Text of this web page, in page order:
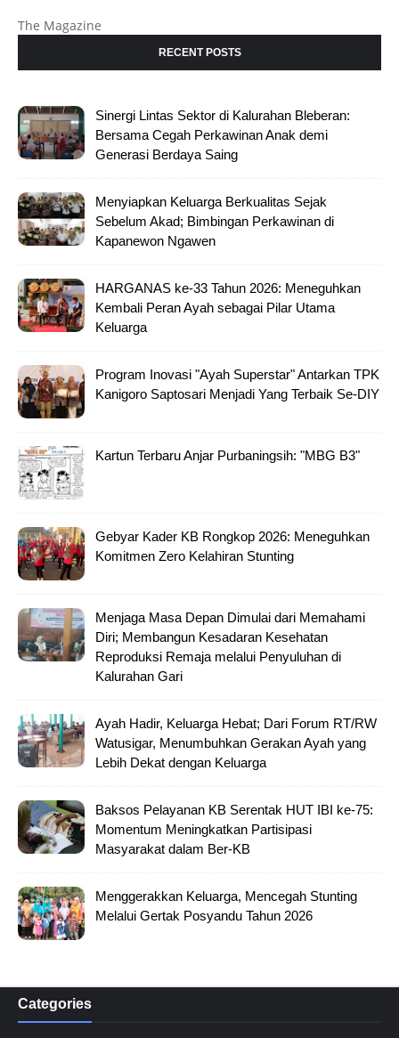
The Magazine
RECENT POSTS
Sinergi Lintas Sektor di Kalurahan Bleberan:
Bersama Cegah Perkawinan Anak demi
Generasi Berdaya Saing
Menyiapkan Keluarga Berkualitas Sejak
Sebelum Akad; Bimbingan Perkawinan di
Kapanewon Ngawen
HARGANAS ke-33 Tahun 2026: Meneguhkan
Kembali Peran Ayah sebagai Pilar Utama
Keluarga
Program Inovasi "Ayah Superstar" Antarkan TPK
Kanigoro Saptosari Menjadi Yang Terbaik Se-DIY
Kartun Terbaru Anjar Purbaningsih: "MBG B3"
Gebyar Kader KB Rongkop 2026: Meneguhkan
Komitmen Zero Kelahiran Stunting
Menjaga Masa Depan Dimulai dari Memahami
Diri; Membangun Kesadaran Kesehatan
Reproduksi Remaja melalui Penyuluhan di
Kalurahan Gari
Ayah Hadir, Keluarga Hebat; Dari Forum RT/RW
Watusigar, Menumbuhkan Gerakan Ayah yang
Lebih Dekat dengan Keluarga
Baksos Pelayanan KB Serentak HUT IBI ke-75:
Momentum Meningkatkan Partisipasi
Masyarakat dalam Ber-KB
Menggerakkan Keluarga, Mencegah Stunting
Melalui Gertak Posyandu Tahun 2026
Categories